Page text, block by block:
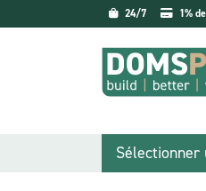
24/7 1%
Sélectionner